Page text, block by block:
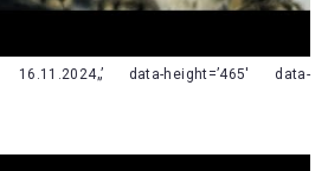
data-height=’465′ data-